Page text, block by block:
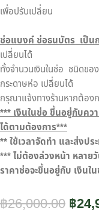
เพื่อปรับเปลี่ยน
ช่อแบงค์ ช่อธนบัตร เป็น
เปลี่ยนได้
ทั้งจำนวนเงินในช่อ ชนิดข
กระดาษห่อ เปลี่ยนได้
กรุณาแจ้งทางร้านหากต้อง
***เงินในช่อ ขึ้นอยู่กับคว
ได้ตามต้องการ***
**ใช้เวลาจัดทำ และส่งปร
***ไม่ต้องล่วงหน้า หลาย
ราคาช่อจะขึ้นอยู่กับ เงิน
฿26,000.00 ฿